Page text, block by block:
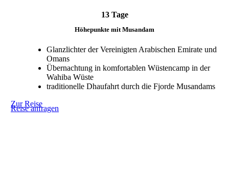
13 Tage
Höhepunkte mit Musandam
Glanzlichter der Vereinigten Arabischen Emirate und
Omans
Übernachtung in komfortablen Wüstencamp in der
Wahiba Wüste
traditionelle Dhaufahrt durch die Fjorde Musandams
Zur Reise
Reise anfragen